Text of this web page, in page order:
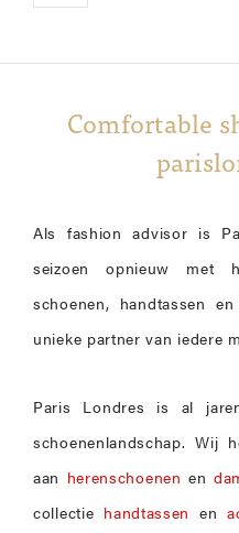
Comfortable
Als fashion advisor is
seizoen opnieuw met
schoenen, handtassen
unieke partner van iedere
Paris Londres is al
schoenenlandschap. Wij
aan herenschoenen en
collectie handtassen en